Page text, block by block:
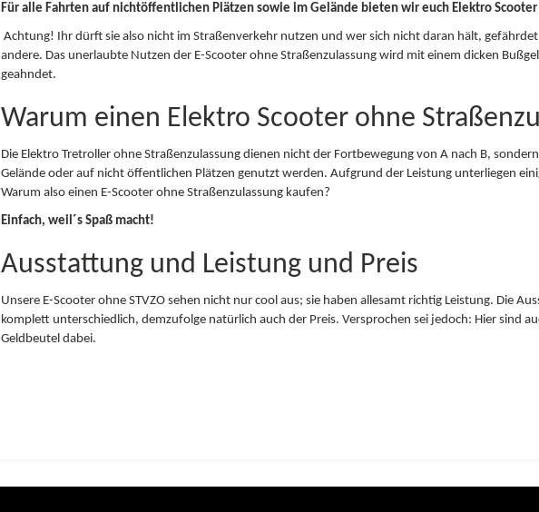
Für alle Fahrten auf nichtöffentlichen Plätzen sowie im Gelände bieten wir euch Elektro Scooter
Achtung! Ihr dürft sie also nicht im Straßenverkehr nutzen und wer sich nicht daran hält,
andere. Das unerlaubte Nutzen der E-Scooter ohne Straßenzulassung wird mit einem dicken
geahndet.
Warum einen Elektro Scooter ohne
Die Elektro Tretroller ohne Straßenzulassung dienen nicht der Fortbewegung von A nach B,
Gelände oder auf nicht öffentlichen Plätzen genutzt werden. Aufgrund der Leistung unterliegen
Warum also einen E-Scooter ohne Straßenzulassung kaufen?
Einfach, weil´s Spaß macht!
Ausstattung und Leistung und Preis
Unsere E-Scooter ohne STVZO sehen nicht nur cool aus; sie haben allesamt richtig Leistung. Die
komplett unterschiedlich, demzufolge natürlich auch der Preis. Versprochen sei jedoch: Hier sind
Geldbeutel dabei.